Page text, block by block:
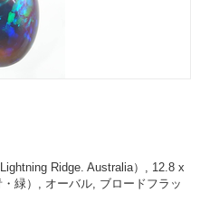
Ridge. Australia）, 12.8 x
緑）, オーバル, ブロードフラッ